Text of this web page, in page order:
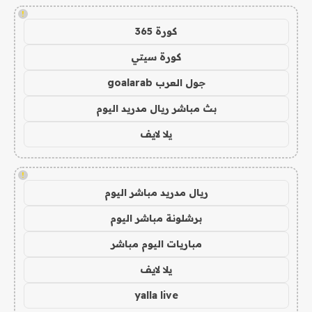
!
كورة 365
كورة سيتي
جول العرب goalarab
بث مباشر ريال مدريد اليوم
يلا لايف
!
ريال مدريد مباشر اليوم
برشلونة مباشر اليوم
مباريات اليوم مباشر
يلا لايف
yalla live